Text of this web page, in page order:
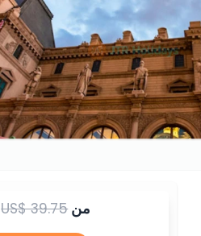
منUS$ 39.75